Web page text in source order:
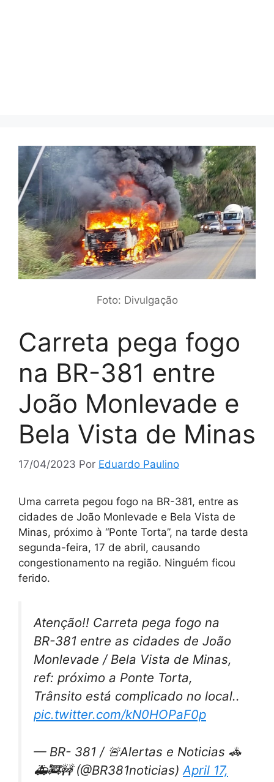
Foto: Divulgação
Carreta pega fogo
na BR-381 entre
João Monlevade e
Bela Vista de Minas
17/04/2023 Por Eduardo Paulino
Uma carreta pegou fogo na BR-381, entre as
cidades de João Monlevade e Bela Vista de
Minas, próximo à “Ponte Torta”, na tarde desta
segunda-feira, 17 de abril, causando
congestionamento na região. Ninguém ficou
ferido.
Atenção!! Carreta pega fogo na
BR-381 entre as cidades de João
Monlevade / Bela Vista de Minas,
ref: próximo a Ponte Torta,
Trânsito está complicado no local..
pic.twitter.com/kN0HOPaF0p
— BR- 381 / 🚨Alertas e Noticias 🚓
🚑🚒🚧 (@BR381noticias) April 17,